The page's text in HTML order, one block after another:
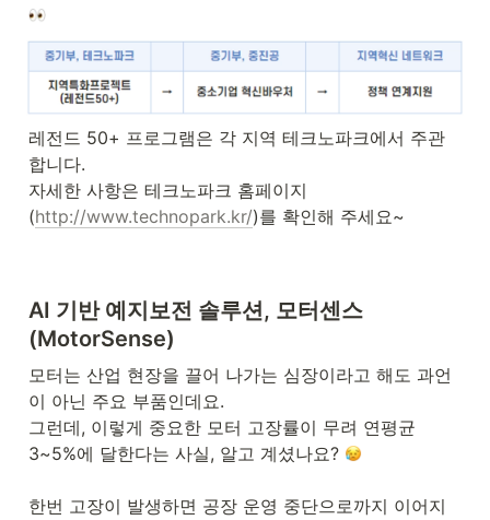
레전드 50+ 프로그램은 각 지역 테크노파크에서 주관
합니다.
자세한 사항은 테크노파크 홈페이지
(http://www.technopark.kr/)를 확인해 주세요~
AI 기반 예지보전 솔루션, 모터센스
(MotorSense)
모터는 산업 현장을 끌어 나가는 심장이라고 해도 과언
이 아닌 주요 부품인데요.
그런데, 이렇게 중요한 모터 고장률이 무려 연평균
3~5%에 달한다는 사실, 알고 계셨나요?
한번 고장이 발생하면 공장 운영 중단으로까지 이어지